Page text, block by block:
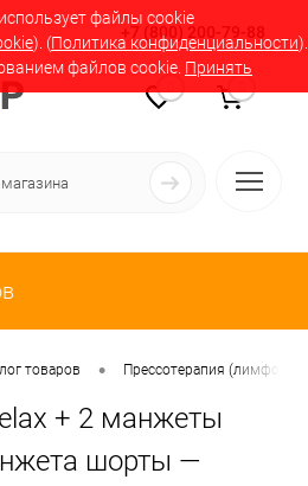
файлы cookie
). (Политика конфиденциальности).
файлов cookie. Принять
+7 (800) 200-79-88
товаров • Прессотерапия
+ 2 манжеты
шорты —